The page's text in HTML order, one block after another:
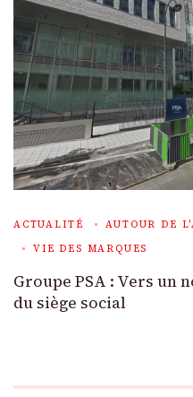
ACTUALITÉ
AUTOUR DE
VIE DES MARQUES
Groupe PSA : Vers un
du siège social